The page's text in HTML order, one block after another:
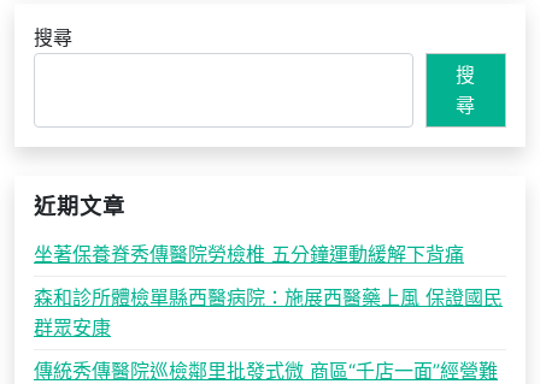
搜尋
搜
尋
近期文章
坐著保養脊秀傳醫院勞檢椎 五分鐘運動緩解下背痛
森和診所體檢單縣西醫病院：施展西醫藥上風 保證國民
群眾安康
傳統秀傳醫院巡檢鄰里批發式微 商區“千店一面”經營難